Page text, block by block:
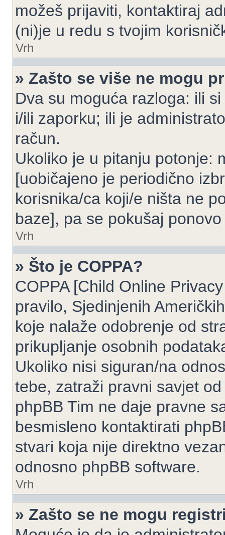
možeš prijaviti, kontaktiraj
(ni)je u redu s tvojim
Vrh
» Zašto se više ne mogu
Dva su moguća razloga: ili
i/ili zaporku; ili je
račun.
Ukoliko je u pitanju potonje:
[uobičajeno je periodično
korisnika/ca koji/e ništa ne
baze], pa se pokušaj
Vrh
» Što je COPPA?
COPPA [Child Online
pravilo, Sjedinjenih
koje nalaže odobrenje od
prikupljanje osobnih
Ukoliko nisi siguran/na
tebe, zatraži pravni savjet
phpBB Tim ne daje pravne
besmisleno kontaktirati
stvari koja nije direktno
odnosno phpBB software.
Vrh
» Zašto se ne mogu